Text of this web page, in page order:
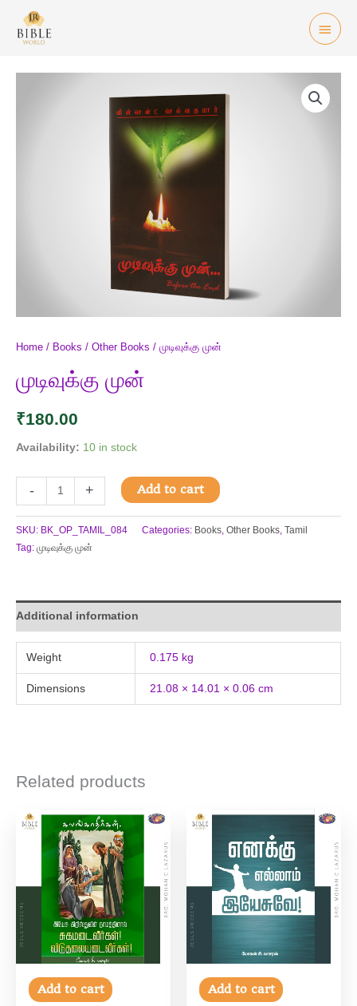
Home / Books / Other Books / முடிவுக்கு முன்
முடிவுக்கு முன்
₹180.00
Availability: 10 in stock
- + Add to cart
SKU: BK_OP_TAMIL_084 Categories: Books, Other Books, Tamil
Tag: முடிவுக்கு முன்
Additional information
Weight 0.175 kg
Dimensions 21.08 × 14.01 × 0.06 cm
Related products
Add to cart Add to cart